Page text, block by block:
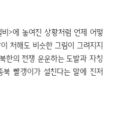
>에 놓여진 상황처럼 언제 어떻
처해도 비슷한 그림이 그려지지
한의 전쟁 운운하는 도발과 자칭
북 빨갱이가 설친다는 말에 진저